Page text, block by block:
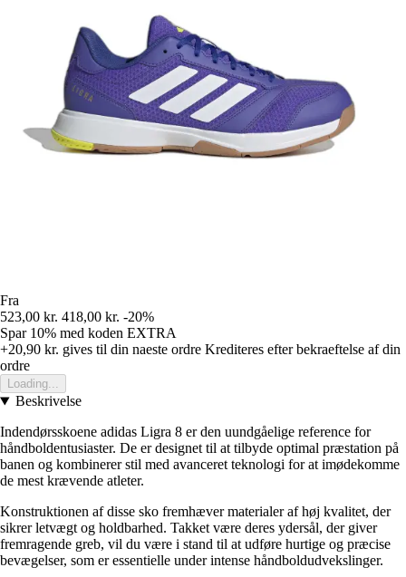
Fra
523,00 kr. 418,00 kr. -20%
Spar 10% med koden EXTRA
+20,90 kr. gives til din naeste ordre Krediteres efter bekraeftelse af din
ordre
Loading...
Beskrivelse
Indendørsskoene adidas Ligra 8 er den uundgåelige reference for
håndboldentusiaster. De er designet til at tilbyde optimal præstation på
banen og kombinerer stil med avanceret teknologi for at imødekomme
de mest krævende atleter.
Konstruktionen af disse sko fremhæver materialer af høj kvalitet, der
sikrer letvægt og holdbarhed. Takket være deres ydersål, der giver
fremragende greb, vil du være i stand til at udføre hurtige og præcise
bevægelser, som er essentielle under intense håndboldudvekslinger.